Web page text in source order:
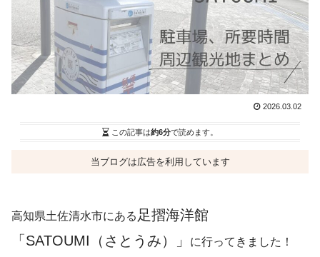
2026.03.02
この記事は約6分で読めます。
当ブログは広告を利用しています
高知県土佐清水市にある 足摺海洋館
「SATOUMI（さとうみ）」
に行ってきました！